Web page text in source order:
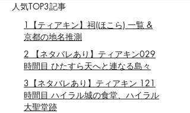
人気TOP3記事
1【ティアキン】祠(ほこら) 一覧 &
京都の地名推測
2 【ネタバレあり】ティアキン029
時間目 ひたすら天へと連なる島々
3【ネタバレあり】ティアキン 121
時間目 ハイラル城の食堂、ハイラル
大聖堂跡